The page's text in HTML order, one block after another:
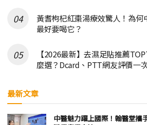
黃耆枸杞紅棗湯療效驚人！為何
最好要喝它？
【2026最新】去濕足貼推薦
麼選？Dcard、PTT網友評價一
最新文章
中醫魅力躍上國際！翰醫堂攜